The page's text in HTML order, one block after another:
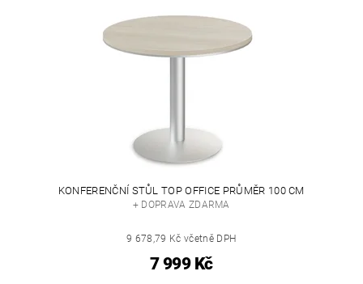
KONFERENČNÍ STŮL TOP OFFICE PRŮMĚR 100 CM
+ DOPRAVA ZDARMA
9 678,79 Kč včetně DPH
7 999 Kč